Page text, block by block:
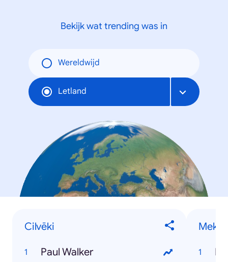
Bekijk wat trending was in
Wereldwijd
Letland
Cilvēki
Paul Walker